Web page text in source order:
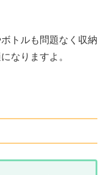
トルも問題なく収納
なりますよ。